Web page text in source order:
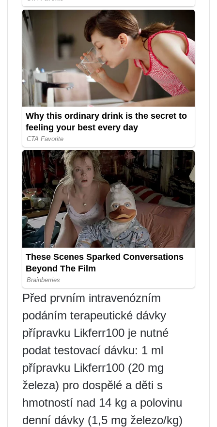
Před prvním intravenózním
podáním terapeutické dávky
přípravku Likferr100 je nutné
podat testovací dávku: 1 ml
přípravku Likferr100 (20 mg
železa) pro dospělé a děti s
hmotností nad 14 kg a polovinu
denní dávky (1,5 mg železo/kg)